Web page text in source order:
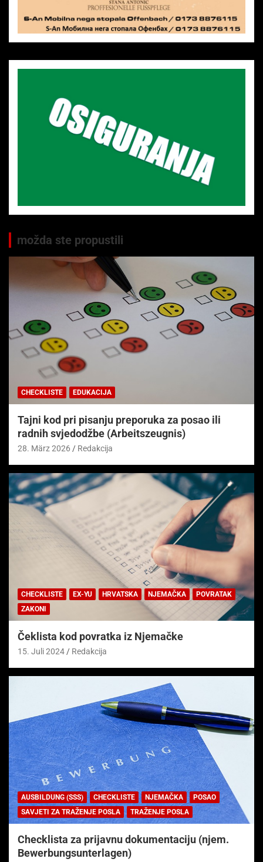
možda ste propustili
CHECKLISTE EDUKACIJA
Tajni kod pri pisanju preporuka za posao ili
radnih svjedodžbe (Arbeitszeugnis)
28. März 2026 Redakcija
CHECKLISTE EX-YU HRVATSKA NJEMAČKA
POVRATAK
ZAKONI
Čeklista kod povratka iz Njemačke
15. Juli 2024 Redakcija
AUSBILDUNG (SSS) CHECKLISTE NJEMAČKA
POSAO
SAVJETI ZA TRAŽENJE POSLA
TRAŽENJE POSLA
Checklista za prijavnu dokumentaciju (njem.
Bewerbungsunterlagen)